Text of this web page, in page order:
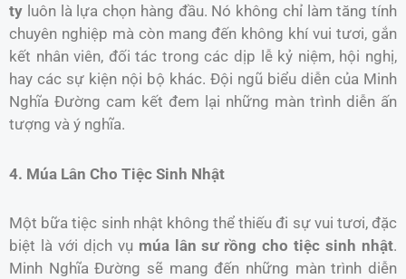
ty luôn là lựa chọn hàng đầu. Nó không chỉ làm tăng tính
chuyên nghiệp mà còn mang đến không khí vui tươi, gắn
kết nhân viên, đối tác trong các dịp lễ kỷ niệm, hội nghị,
hay các sự kiện nội bộ khác. Đội ngũ biểu diễn của Minh
Nghĩa Đường cam kết đem lại những màn trình diễn ấn
tượng và ý nghĩa.
4. Múa Lân Cho Tiệc Sinh Nhật
Một bữa tiệc sinh nhật không thể thiếu đi sự vui tươi, đặc
biệt là với dịch vụ múa lân sư rồng cho tiệc sinh nhật.
Minh Nghĩa Đường sẽ mang đến những màn trình diễn